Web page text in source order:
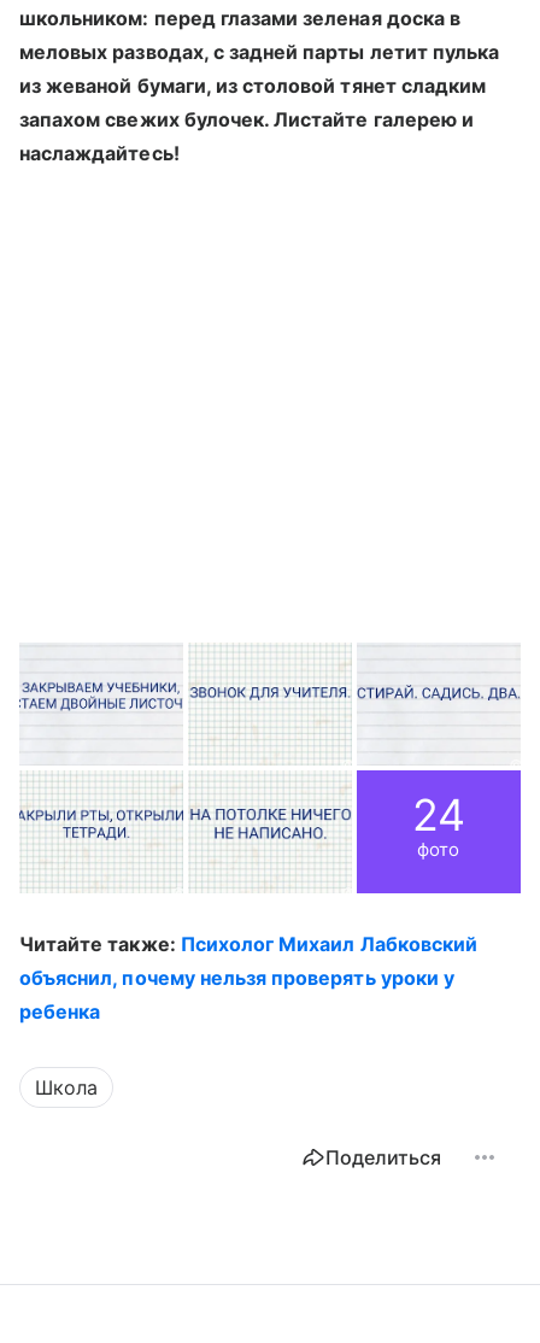
школьником: перед глазами зеленая доска в
меловых разводах, с задней парты летит пулька
из жеваной бумаги, из столовой тянет сладким
запахом свежих булочек. Листайте галерею и
наслаждайтесь!
24
фото
Читайте также: Психолог Михаил Лабковский
объяснил, почему нельзя проверять уроки у
ребенка
Школа
Поделиться